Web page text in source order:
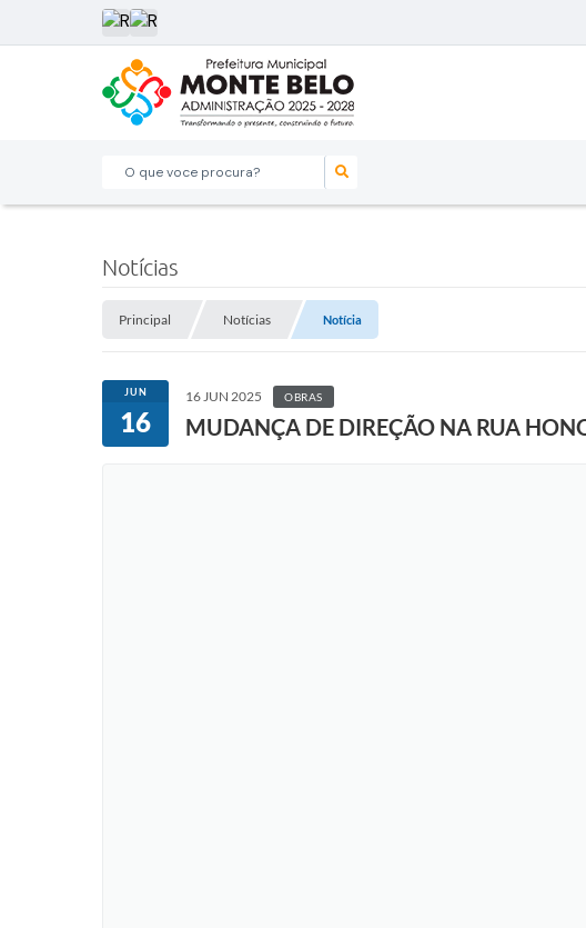
O que voce procura?
Notícias
Principal Notícias Notícia
JUN
16
16 JUN 2025 OBRAS
MUDANÇA DE DIREÇÃO NA RUA